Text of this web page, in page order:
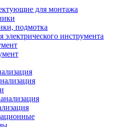
для монтажа
подмотка
электрического инструмента